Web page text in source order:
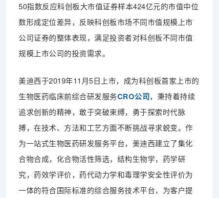
50指数反应科创板大市值证券样本424亿元的市值中位
数形成定位差异，反映科创板市场不同市值规模上市
公司证券的整体表现，满足投资者对科创板不同市值
规模上市公司的投资需求。
美迪西于2019年11月5日上市，成为科创板首家上市的
生物医药临床前综合研发服务CRO公司，秉持着持续
追求创新的精神，敢于突破束缚，勇于探索时代脉
搏，在技术、方法和工艺方面不断挑战寻求蜕变。作
为一站式生物医药研发服务平台，美迪西建立了集化
合物合成，化合物活性筛选，结构生物学，药学研
究，药效学评价，药代动力学和毒理学安全性评价为
一体的符合国际标准的综合服务技术平台，为客户提